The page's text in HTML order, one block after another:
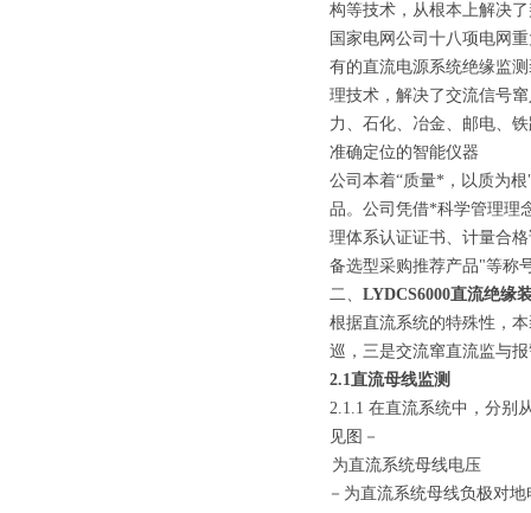
构等技术，从根本上解决
国家电网公司十八项电网
有的直流电源系统绝缘监
理技术，解决了交流信号
力、石化、冶金、邮电、
准确定位的智能仪器
公司本着“质量*，以质为
品。公司凭借*科学管理理
理体系认证证书、计量合
备选型采购推荐产品"等称
二、 LYDCS6000直流绝缘
根据直流系统的特殊性，
巡，三是交流窜直流监与
2.1直流母线监测
2.1.1 在直流系统中，分别
见图－
◎ U 为直流系统母线电压 ◎ U+
◎ U－为直流系统母线负极对地电